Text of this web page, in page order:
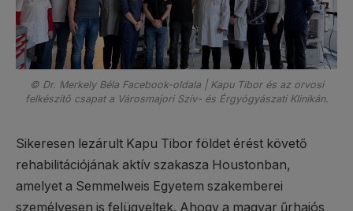
© Dr. Merkely Béla Facebook-oldala | Kapu Tibor és az orvosi
felkészítő csapat a Városmajori Szív- és Érgyógyászati Klinikán.
Sikeresen lezárult Kapu Tibor földet érést követő
rehabilitációjának aktív szakasza Houstonban,
amelyet a Semmelweis Egyetem szakemberei
személyesen is felügyeltek. Ahogy a magyar űrhajós